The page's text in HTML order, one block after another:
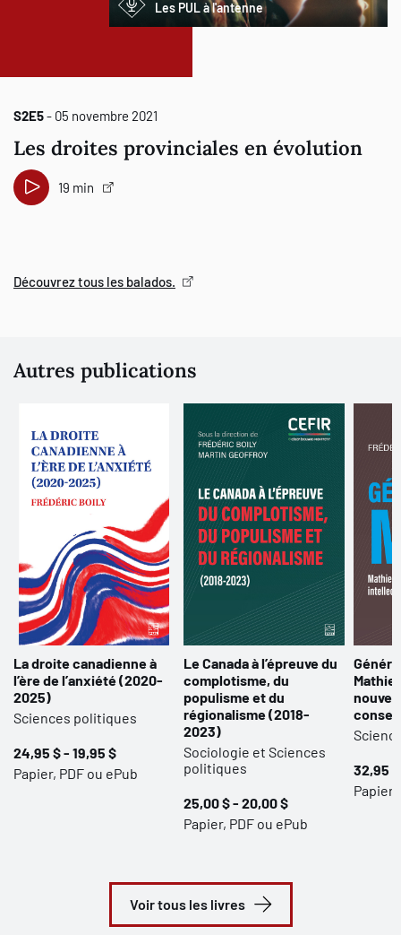
Les PUL à l'antenne
S2E5- 05 novembre 2021
Les droites provinciales en évolution
19 min
Découvrez tous les balados.
Autres publications
La droite canadienne à
l’ère de l’anxiété (2020-
2025)
Sciences politiques
24,95 $ - 19,95 $
Papier, PDF ou ePub
Le Canada à l’épreuve du
complotisme, du
populisme et du
régionalisme (2018-
2023)
Sociologie et Sciences
politiques
25,00 $ - 20,00 $
Papier, PDF ou ePub
32,95
Papier,
Voir tous les livres